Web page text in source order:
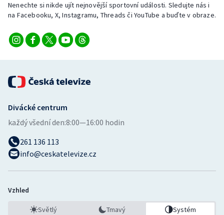
Nenechte si nikde ujít nejnovější sportovní události. Sledujte nás i
na Facebooku, X, Instagramu, Threads či YouTube a buďte v obraze.
Divácké centrum
každý všední den:8:00—16:00 hodin
261 136 113
info@ceskatelevize.cz
Vzhled
Světlý Tmavý Systém